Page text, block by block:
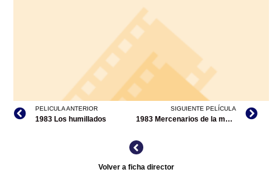
PELICULA ANTERIOR
1983 Los humillados
SIGUIENTE PELÍCULA
1983 Mercenarios de la muerte/codirección
Volver a ficha director